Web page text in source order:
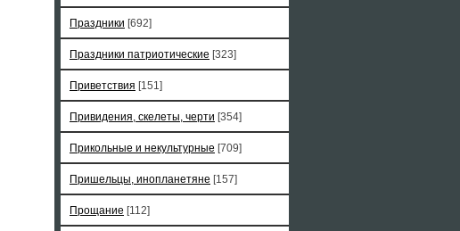
Праздники [692]
Праздники патриотические [323]
Приветствия [151]
Привидения, скелеты, черти [354]
Прикольные и некультурные [709]
Пришельцы, инопланетяне [157]
Прощание [112]